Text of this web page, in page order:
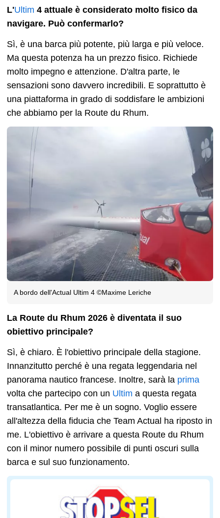
L'Ultim 4 attuale è considerato molto fisico da
navigare. Può confermarlo?
Sì, è una barca più potente, più larga e più veloce.
Ma questa potenza ha un prezzo fisico. Richiede
molto impegno e attenzione. D'altra parte, le
sensazioni sono davvero incredibili. E soprattutto è
una piattaforma in grado di soddisfare le ambizioni
che abbiamo per la Route du Rhum.
A bordo dell'Actual Ultim 4 ©Maxime Leriche
La Route du Rhum 2026 è diventata il suo
obiettivo principale?
Sì, è chiaro. È l'obiettivo principale della stagione.
Innanzitutto perché è una regata leggendaria nel
panorama nautico francese. Inoltre, sarà la prima
volta che partecipo con un Ultim a questa regata
transatlantica. Per me è un sogno. Voglio essere
all'altezza della fiducia che Team Actual ha riposto in
me. L'obiettivo è arrivare a questa Route du Rhum
con il minor numero possibile di punti oscuri sulla
barca e sul suo funzionamento.